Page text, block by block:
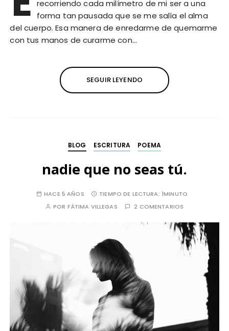
recorriendo cada milímetro de mi ser a una
forma tan pausada que se me salía el alma
del cuerpo. Esa manera de enredarme de quemarme
con tus manos de curarme con…
SEGUIR LEYENDO
BLOG ESCRITURA POEMA
nadie que no seas tú.
HACE 5 AÑOS TIEMPO DE LECTURA: 1MINUTO
POR FÁTIMA VILLEGAS 2 COMENTARIOS